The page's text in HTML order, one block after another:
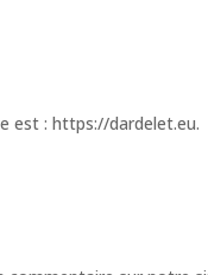
est : https://dardelet.eu.